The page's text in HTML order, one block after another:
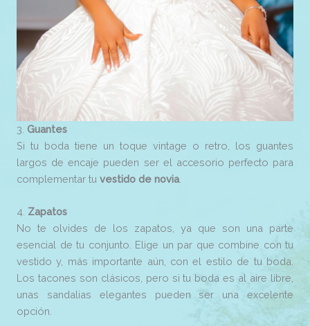
3. Guantes
Si tu boda tiene un toque vintage o retro, los guantes
largos de encaje pueden ser el accesorio perfecto para
complementar tu vestido de novia.
4. Zapatos
No te olvides de los zapatos, ya que son una parte
esencial de tu conjunto. Elige un par que combine con tu
vestido y, más importante aún, con el estilo de tu boda.
Los tacones son clásicos, pero si tu boda es al aire libre,
unas sandalias elegantes pueden ser una excelente
opción.